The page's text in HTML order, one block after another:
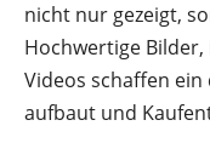
nicht nur gezeigt,
Hochwertige
Videos schaffen
aufbaut und